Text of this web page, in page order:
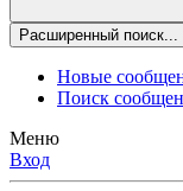
Расширенный поиск...
Новые
Поиск
Меню
Вход